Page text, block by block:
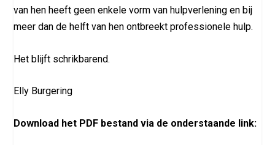
van hen heeft geen enkele vorm van hulpverlening en bij
meer dan de helft van hen ontbreekt professionele hulp.
Het blijft schrikbarend.
Elly Burgering
Download het PDF bestand via de onderstaande link: